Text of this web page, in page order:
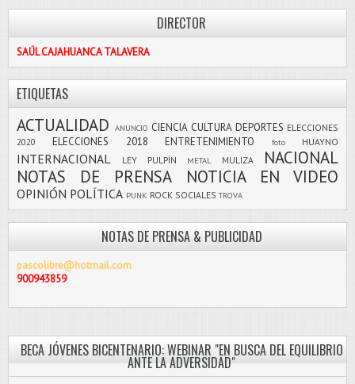
DIRECTOR
SAÚL CAJAHUANCA TALAVERA
ETIQUETAS
ACTUALIDAD ANUNCIO CIENCIA CULTURA DEPORTES ELECCIONES
2020
ELECCIONES 2018 ENTRETENIMIENTO foto HUAYNO
INTERNACIONAL LEY PULPÍN METAL MULIZA
NACIONAL
NOTAS DE PRENSA
NOTICIA EN VIDEO
OPINIÓN POLÍTICA PUNK ROCK SOCIALES TROVA
NOTAS DE PRENSA & PUBLICIDAD
pascolibre@hotmail.com
900943859
BECA JÓVENES BICENTENARIO: WEBINAR "EN BUSCA DEL EQUILIBRIO
ANTE LA ADVERSIDAD"